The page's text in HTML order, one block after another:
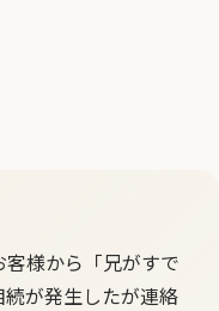
様から「兄がすで
が発生したが連絡